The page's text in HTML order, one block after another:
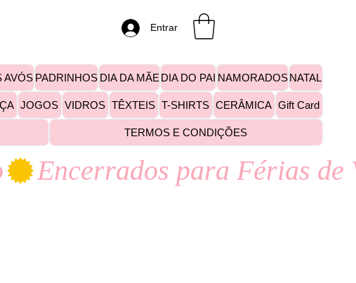
Entrar
AVÓS PADRINHOS DIA DA MÃE DIA DO PAI NAMORADOSNATAL
JOGOS VIDROS TÊXTEIS T-SHIRTS CERÂMICA Gift Card
TERMOS E CONDIÇÕES